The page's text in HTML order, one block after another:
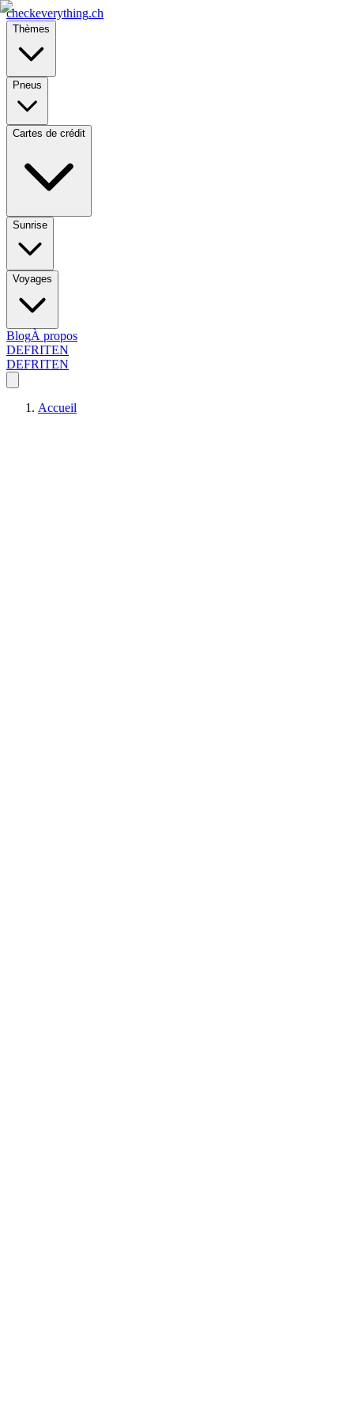
checkeverything.ch
Thèmes
Pneus
Cartes de crédit
Sunrise
Voyages
BlogÀ propos
DEFRITEN
DEFRITEN
Accueil